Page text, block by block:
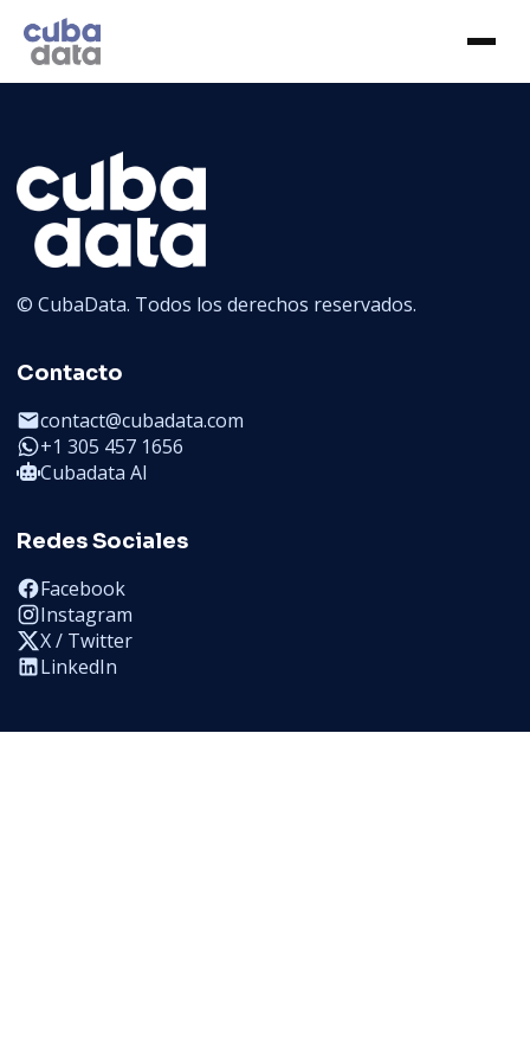
© CubaData. Todos los derechos reservados.
Contacto
contact@cubadata.com
+1 305 457 1656
Cubadata AI
Redes Sociales
Facebook
Instagram
X / Twitter
LinkedIn